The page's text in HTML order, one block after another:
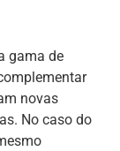
gama de
novas
No caso do